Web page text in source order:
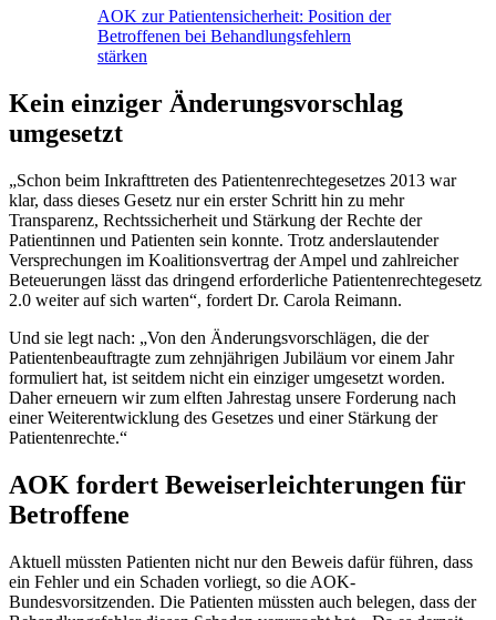
AOK zur Patientensicherheit: Position der
Betroffenen bei Behandlungsfehlern
stärken
Kein einziger Änderungsvorschlag
umgesetzt
„Schon beim Inkrafttreten des Patientenrechtegesetzes 2013 war
klar, dass dieses Gesetz nur ein erster Schritt hin zu mehr
Transparenz, Rechtssicherheit und Stärkung der Rechte der
Patientinnen und Patienten sein konnte. Trotz anderslautender
Versprechungen im Koalitionsvertrag der Ampel und zahlreicher
Beteuerungen lässt das dringend erforderliche Patientenrechtegesetz
2.0 weiter auf sich warten“, fordert Dr. Carola Reimann.
Und sie legt nach: „Von den Änderungsvorschlägen, die der
Patientenbeauftragte zum zehnjährigen Jubiläum vor einem Jahr
formuliert hat, ist seitdem nicht ein einziger umgesetzt worden.
Daher erneuern wir zum elften Jahrestag unsere Forderung nach
einer Weiterentwicklung des Gesetzes und einer Stärkung der
Patientenrechte.“
AOK fordert Beweiserleichterungen für
Betroffene
Aktuell müssten Patienten nicht nur den Beweis dafür führen, dass
ein Fehler und ein Schaden vorliegt, so die AOK-
Bundesvorsitzenden. Die Patienten müssten auch belegen, dass der